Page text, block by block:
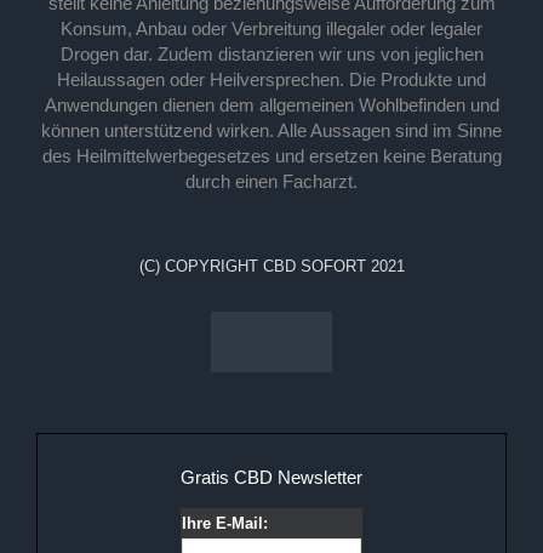
Konsum, Anbau oder Verbreitung illegaler oder legaler
Drogen dar. Zudem distanzieren wir uns von jeglichen
Heilaussagen oder Heilversprechen. Die Produkte und
Anwendungen dienen dem allgemeinen Wohlbefinden und
können unterstützend wirken. Alle Aussagen sind im Sinne
des Heilmittelwerbegesetzes und ersetzen keine Beratung
durch einen Facharzt.
(C) COPYRIGHT CBD SOFORT 2021
Gratis CBD Newsletter
Ihre E-Mail: